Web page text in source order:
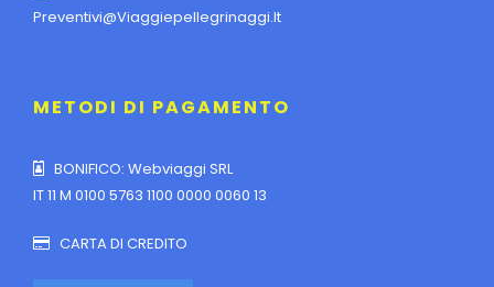
Preventivi@viaggiepellegrinaggi.it
METODI DI PAGAMENTO
BONIFICO: Webviaggi SRL
IT 11 M 0100 5763 1100 0000 0060 13
CARTA DI CREDITO